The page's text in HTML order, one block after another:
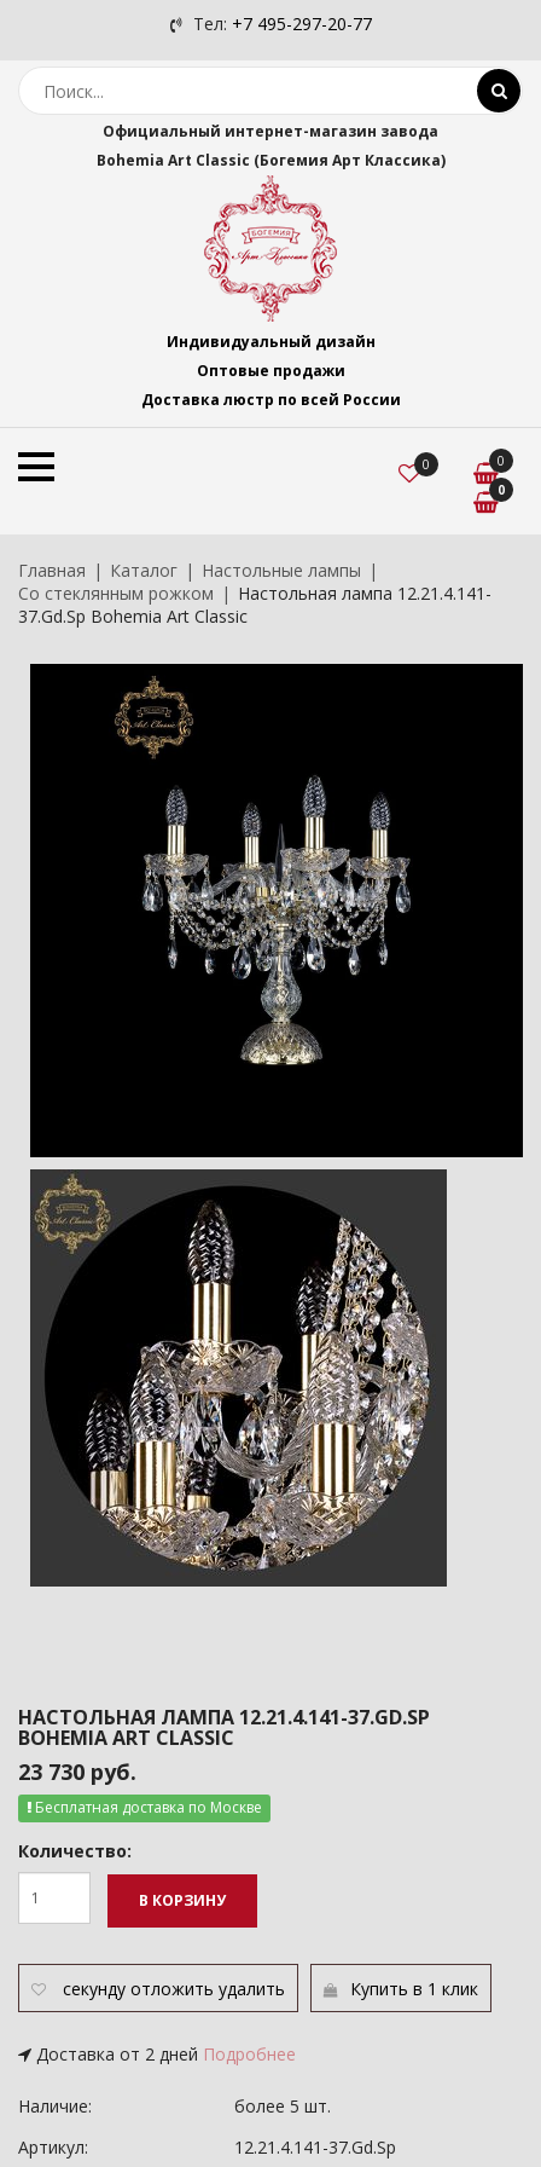
Тел: +7 495-297-20-77
Официальный интернет-магазин завода
Bohemia Art Classic (Богемия Арт Классика)
Индивидуальный дизайн
Оптовые продажи
Доставка люстр по всей России
0
0
0
Главная Каталог
Настольные лампы
Со стеклянным рожком
Настольная лампа 12.21.4.141-
37.Gd.Sp Bohemia Art Classic
НАСТОЛЬНАЯ ЛАМПА 12.21.4.141-37.GD.SP
BOHEMIA ART CLASSIC
23 730 руб.
Бесплатная доставка по Москве
Количество:
В КОРЗИНУ
секунду отложить удалить Купить в 1 клик
Доставка от 2 дней Подробнее
Наличие:
более 5 шт.
Артикул:
12.21.4.141-37.Gd.Sp